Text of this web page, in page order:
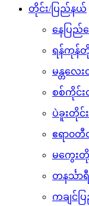
တိုင်း/ပြည်နယ်
နေပြည်
ရန်ကုန်တို
မန္တလေ
စစ်ကိုင်း
ပဲခူးတိုင်
ဧရာ၀တီ
မကွေးတို
တနင်္သာ
ကချင်ပ